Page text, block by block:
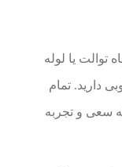
یا لوله
دارید. تمام
سعی و تجربه